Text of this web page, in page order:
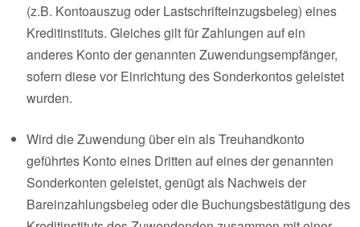
(z.B. Kontoauszug oder Lastschrifteinzugsbeleg) eines
Kreditinstituts. Gleiches gilt für Zahlungen auf ein
anderes Konto der genannten Zuwendungsempfänger,
sofern diese vor Einrichtung des Sonderkontos geleistet
wurden.
Wird die Zuwendung über ein als Treuhandkonto
geführtes Konto eines Dritten auf eines der genannten
Sonderkonten geleistet, genügt als Nachweis der
Bareinzahlungsbeleg oder die Buchungsbestätigung des